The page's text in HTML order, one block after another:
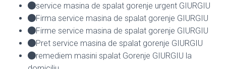
service masina de spalat gorenje urgent GIURGIU
Firma service masina de spalat gorenje GIURGIU
Firme service masina de spalat gorenje GIURGIU
Pret service masina de spalat gorenje GIURGIU
remediem masini spalat Gorenje GIURGIU la